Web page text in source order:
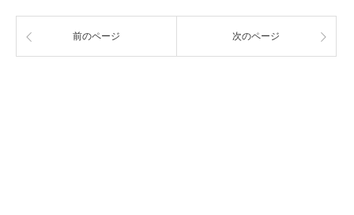
前のページ 次のページ